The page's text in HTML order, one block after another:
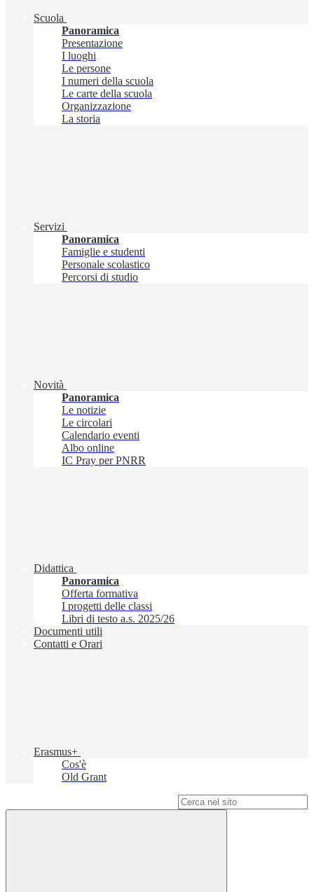
Scuola
Panoramica
Presentazione
I luoghi
Le persone
I numeri della scuola
Le carte della scuola
Organizzazione
La storia
Servizi
Panoramica
Famiglie e studenti
Personale scolastico
Percorsi di studio
Novità
Panoramica
Le notizie
Le circolari
Calendario eventi
Albo online
IC Pray per PNRR
Didattica
Panoramica
Offerta formativa
I progetti delle classi
Libri di testo a.s. 2025/26
Documenti utili
Contatti e Orari
Erasmus+
Cos'è
Old Grant